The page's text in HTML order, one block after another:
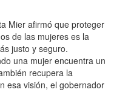
Mier afirmó que proteger
de las mujeres es la
justo y seguro.
una mujer encuentra un
recupera la
esa visión, el gobernador